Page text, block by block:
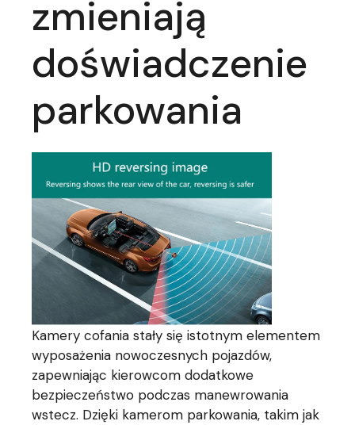
zmieniają
doświadczenie
parkowania
Kamery cofania stały się istotnym elementem
wyposażenia nowoczesnych pojazdów,
zapewniając kierowcom dodatkowe
bezpieczeństwo podczas manewrowania
wstecz. Dzięki kamerom parkowania, takim jak